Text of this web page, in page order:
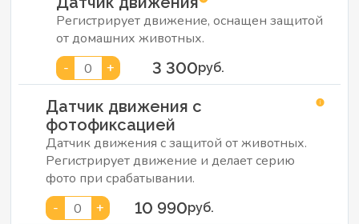
Регистрирует движение, оснащен защитой
от домашних животных.
-
0 + 3 300руб.
Датчик движения с
фотофиксацией
Датчик движения с защитой от животных.
Регистрирует движение и делает серию
фото при срабатывании.
-
0 + 10 990руб.